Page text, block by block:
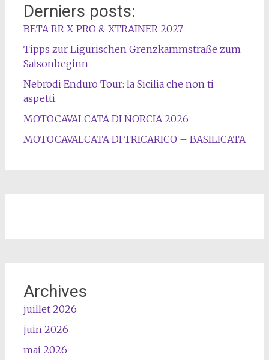
Derniers posts:
BETA RR X-PRO & XTRAINER 2027
Tipps zur Ligurischen Grenzkammstraße zum
Saisonbeginn
Nebrodi Enduro Tour: la Sicilia che non ti
aspetti.
MOTOCAVALCATA DI NORCIA 2026
MOTOCAVALCATA DI TRICARICO – BASILICATA
Archives
juillet 2026
juin 2026
mai 2026